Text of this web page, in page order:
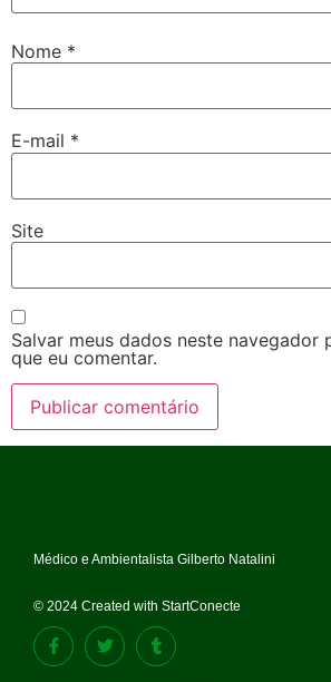
Nome *
E-mail *
Site
Salvar meus dados neste navegador
que eu comentar.
Médico e Ambientalista Gilberto Natalini
© 2024 Created with StartConecte